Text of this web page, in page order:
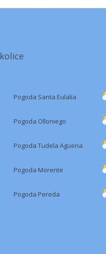
Pogoda Santa Eulalia
Pogoda Olloniego
Pogoda Tudela Agüeria
Pogoda Morente
Pogoda Pereda